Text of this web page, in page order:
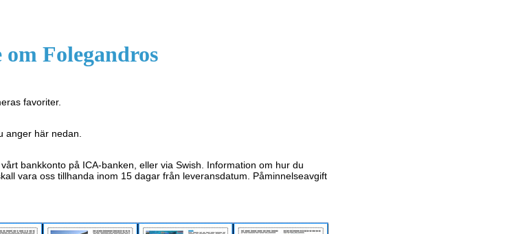
om Folegandros
favoriter.
anger här nedan.
vårt bankkonto på ICA-banken, eller via Swish. Information om hur du
vara oss tillhanda inom 15 dagar från leveransdatum. Påminnelseavgift